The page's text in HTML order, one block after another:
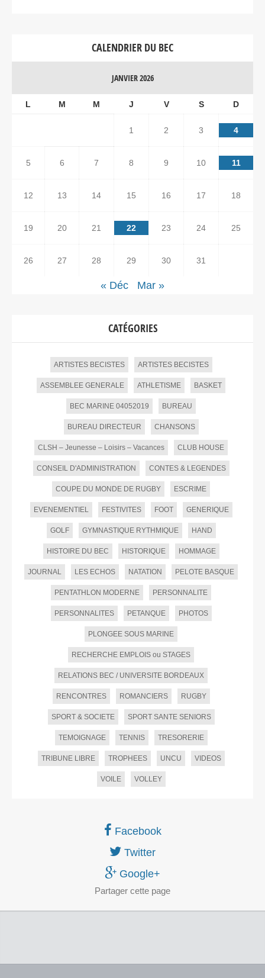
CALENDRIER DU BEC
JANVIER 2026
L M M J V S D
1 2 3 4
5 6 7 8 9 10 11
12 13 14 15 16 17 18
19 20 21 22 23 24 25
26 27 28 29 30 31
« Déc Mar »
CATÉGORIES
ARTISTES BECISTES ARTISTES BECISTES
ASSEMBLEE GENERALE ATHLETISME BASKET
BEC MARINE 04052019 BUREAU
BUREAU DIRECTEUR CHANSONS
CLSH – Jeunesse – Loisirs – Vacances CLUB HOUSE
CONSEIL D'ADMINISTRATION CONTES & LEGENDES
COUPE DU MONDE DE RUGBY ESCRIME
EVENEMENTIEL FESTIVITES FOOT GENERIQUE
GOLF GYMNASTIQUE RYTHMIQUE HAND
HISTOIRE DU BEC HISTORIQUE HOMMAGE
JOURNAL LES ECHOS NATATION PELOTE BASQUE
PENTATHLON MODERNE PERSONNALITE
PERSONNALITES PETANQUE PHOTOS
PLONGEE SOUS MARINE
RECHERCHE EMPLOIS ou STAGES
RELATIONS BEC / UNIVERSITE BORDEAUX
RENCONTRES ROMANCIERS RUGBY
SPORT & SOCIETE SPORT SANTE SENIORS
TEMOIGNAGE TENNIS TRESORERIE
TRIBUNE LIBRE TROPHEES UNCU VIDEOS
VOILE VOLLEY
Facebook
Twitter
Google+
Partager cette page